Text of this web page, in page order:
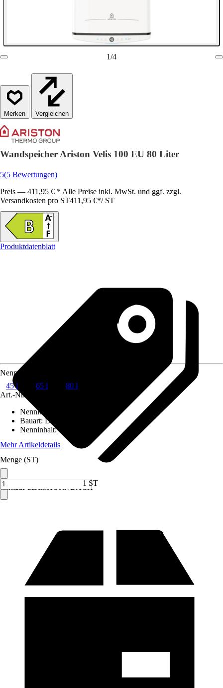
1/4
Vergleichen
Wandspeicher Ariston Velis 100 EU 80 Liter
5(5 Bewertungen)
Preis — 411,95 € * Alle Preise inkl. MwSt. und ggf. zzgl.
Versandkosten pro ST411,95 €*/ ST
Produktdatenblatt
Verkauf durch:HORNBACH
Nenninhalt
45 l
65 l
80 l
Art.-Nr.
Nennleistung
Bauart: Druckfest
Nenninhalt:80 l
Mehr Artikeldetails
Menge (ST)
1 ST